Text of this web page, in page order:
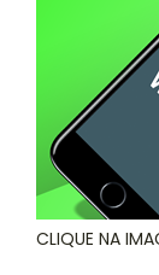
CLIQUE NA